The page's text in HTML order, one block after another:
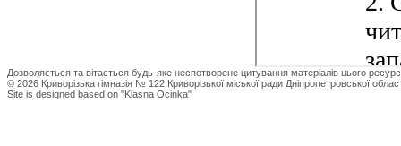
Дозволяється та вітається будь-яке неспотворене цитування матеріалів цього
© 2026 Криворізька гімназія № 122 Криворізької міської ради Дніпропетровської
Site is designed based on "Klasna Ocinka"